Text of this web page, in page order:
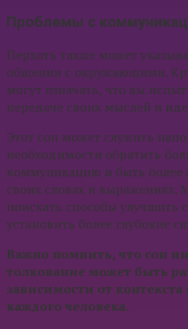
Проблемы с
Перхоть также может
общении с окружающими.
могут означать, что вы
передаче своих мыслей и
Этот сон может служить
необходимости обратить
коммуникацию и быть
своих словах и выражениях.
поискать способы улучшить
установить более глубокие
Важно помнить, что сон
толкование может быть
зависимости от
каждого человека.